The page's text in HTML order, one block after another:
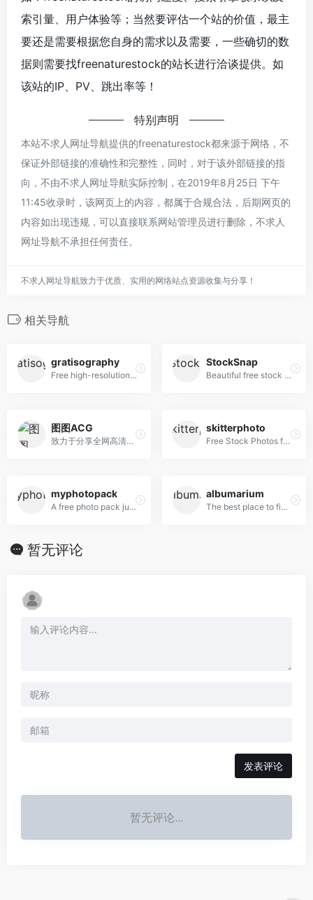
索引量、用户体验等；当然要评估一个站的价值，最主
要还是需要根据您自身的需求以及需要，一些确切的数
据则需要找freenaturestock的站长进行洽谈提供。如
该站的IP、PV、跳出率等！
特别声明
本站不求人网址导航提供的freenaturestock都来源于网络，不
保证外部链接的准确性和完整性，同时，对于该外部链接的指
向，不由不求人网址导航实际控制，在2019年8月25日 下午
11:45收录时，该网页上的内容，都属于合规合法，后期网页的
内容如出现违规，可以直接联系网站管理员进行删除，不求人
网址导航不承担任何责任。
不求人网址导航致力于优质、实用的网络站点资源收集与分享！
相关导航
gratisography
Free high-resolution pictures you can use on your personal and commercial projects, free of copyright restrictions.
StockSnap
Beautiful free stock photos
图图ACG
致力于分享全网高清好看的图片
skitterphoto
Free Stock Photos for Creative Professionals
myphotopack
A free photo pack just for you. Every month.
albumarium
The best place to find & share beautiful images
暂无评论
发表评论
暂无评论...